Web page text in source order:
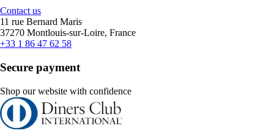
Contact us
11 rue Bernard Maris
37270 Montlouis-sur-Loire, France
+33 1 86 47 62 58
Secure payment
Shop our website with confidence